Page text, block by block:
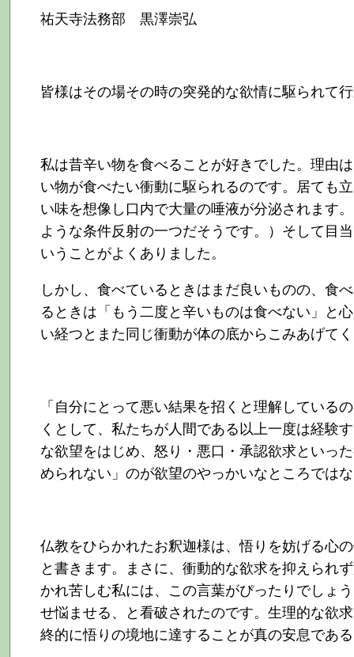
祐天寺法務部 黒澤崇弘
皆様はその場その時の突発的な欲情に駆られて
私は昔辛い物を食べることが好きでした。理由
い物が食べたい衝動に駆られるのです。居ても
い味を想像し口内で大量の唾液が分泌されます
ような条件反射の一つだそうです。）そして目
いうことがよくありました。
しかし、食べているときはまだ良いものの、食
るときは「もう二度と辛いものは食べない」と
い経つとまた同じ衝動が体の底からこみあげて
「自分にとって悪い結果を招くと理解してい
くとして、私たちが人間である以上一度は経験
な欲望をはじめ、怒り・悪口・承認欲求といっ
められない」のが欲望のやっかいなところでは
仏教をひらかれたお釈迦様は、悟りを妨げる心
と書きます。まさに、衝動的な欲求を抑えられ
かれ苦しむ私には、この言葉がぴったりでしょ
せ悩ませる、と看破されたのです。生理的な欲
終的に悟りの境地に達することが真の安息であ